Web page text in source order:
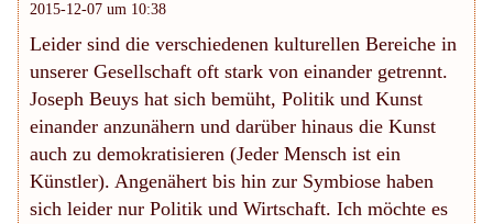
2015-12-07 um 10:38
Leider sind die verschiedenen kulturellen Bereiche in
unserer Gesellschaft oft stark von einander getrennt.
Joseph Beuys hat sich bemüht, Politik und Kunst
einander anzunähern und darüber hinaus die Kunst
auch zu demokratisieren (Jeder Mensch ist ein
Künstler). Angenähert bis hin zur Symbiose haben
sich leider nur Politik und Wirtschaft. Ich möchte es